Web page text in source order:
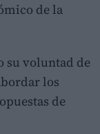
de la
su voluntad de
los
de